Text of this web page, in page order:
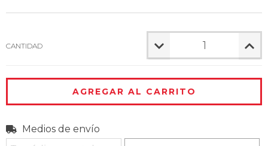
CANTIDAD
Entregas para el CP:
Medios de envío